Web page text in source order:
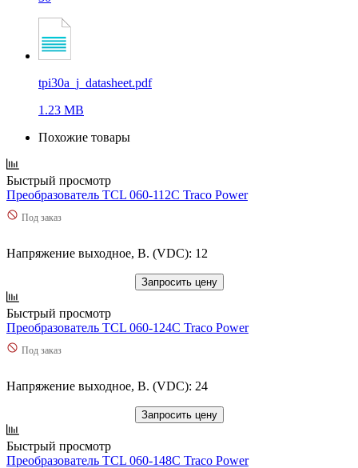
tpi30a_j_datasheet.pdf
1.23 MB
Похожие товары
Быстрый просмотр
Преобразователь TCL 060-112C Traco Power
Под заказ
Напряжение выходное, В. (VDC): 12
Запросить цену
Быстрый просмотр
Преобразователь TCL 060-124C Traco Power
Под заказ
Напряжение выходное, В. (VDC): 24
Запросить цену
Быстрый просмотр
Преобразователь TCL 060-148C Traco Power